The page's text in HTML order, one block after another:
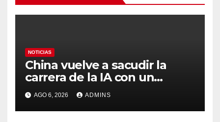
NOTICIAS
China vuelve a sacudir la
carrera de la IA con un
modelo capaz de trabajar
durante días sin intervención
humana
AGO 6, 2026 ADMINS